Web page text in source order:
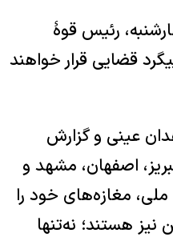
رئیس قوهٔ
قضایی قرار خواهند
عینی و گزارش
اصفهان، مشهد و
مغازه‌های خود را
نیز هستند؛ نه‌تنها